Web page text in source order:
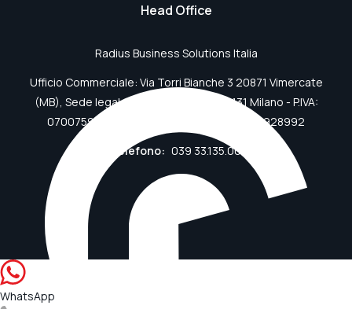
Head Office
Radius Business Solutions Italia
Ufficio Commerciale: Via Torri Bianche 3 20871 Vimercate
(MB), Sede legale: Viale Abruzzi 94 20131 Milano - P.IVA:
07007590966, Iscritta al REA di Milano n. 1928992
Telefono: 039 33.135.00
WhatsApp